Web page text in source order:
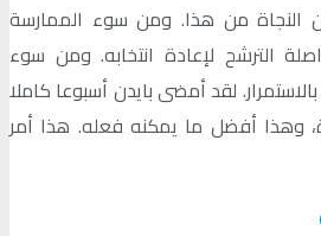
النجاة من هذا. ومن سوء الممارسة
الترشح لإعادة انتخابه. ومن سوء
لقد أمضى بايدن أسبوعا كاملا
وهذا أفضل ما يمكنه فعله. هذا أمر